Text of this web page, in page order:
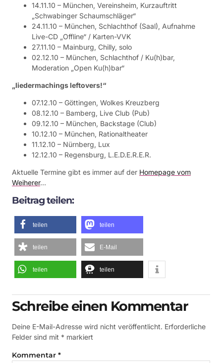
14.11.10 – München, Vereinsheim, Kurzauftritt
„Schwabinger Schaumschläger“
24.11.10 – München, Schlachthof (Saal), Aufnahme
Live-CD „Offline“ / Karten-VVK
27.11.10 – Mainburg, Chilly, solo
02.12.10 – München, Schlachthof / Ku(h)bar,
Moderation „Open Ku(h)bar“
„liedermachings leftovers!“
07.12.10 – Göttingen, Wolkes Kreuzberg
08.12.10 – Bamberg, Live Club (Pub)
09.12.10 – München, Backstage (Club)
10.12.10 – München, Rationaltheater
11.12.10 – Nürnberg, Lux
12.12.10 – Regensburg, L.E.D.E.R.E.R.
Aktuelle Termine gibt es immer auf der Homepage vom
Weiherer…
Beitrag teilen:
teilen teilen
teilen E-Mail
teilen teilen
Schreibe einen Kommentar
Deine E-Mail-Adresse wird nicht veröffentlicht. Erforderliche
Felder sind mit * markiert
Kommentar *